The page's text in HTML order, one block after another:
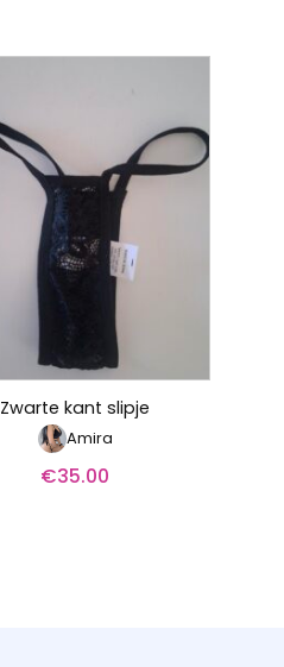
Zwarte kant slipje
Amira
€35.00